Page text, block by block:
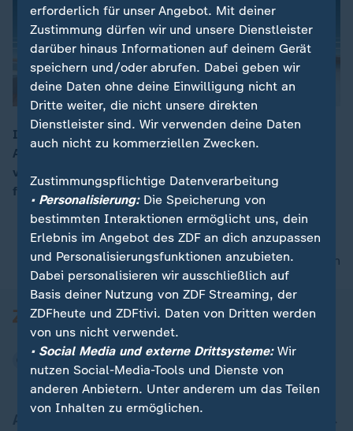
Im Prozess um die Waffenlieferung an den Münchner
Amokläufer ist der Angeklagte zu sieben Jahren Haft
verurteilt worden – unter anderem wegen neunfacher
fahrlässiger Tötung.
nach oben
erforderlich für unser Angebot. Mit deiner
Zustimmung dürfen wir und unsere Dienstleister
darüber hinaus Informationen auf deinem Gerät
speichern und/oder abrufen. Dabei geben wir
deine Daten ohne deine Einwilligung nicht an
Dritte weiter, die nicht unsere direkten
Dienstleister sind. Wir verwenden deine Daten
auch nicht zu kommerziellen Zwecken.
Zustimmungspflichtige Datenverarbeitung
• Personalisierung:Die Speicherung von
bestimmten Interaktionen ermöglicht uns, dein
Erlebnis im Angebot des ZDF an dich anzupassen
und Personalisierungsfunktionen anzubieten.
Dabei personalisieren wir ausschließlich auf
Basis deiner Nutzung von ZDF Streaming, der
ZDFheute und ZDFtivi. Daten von Dritten werden
von uns nicht verwendet.
• Social Media und externe Drittsysteme:Wir
nutzen Social-Media-Tools und Dienste von
anderen Anbietern. Unter anderem um das Teilen
von Inhalten zu ermöglichen.